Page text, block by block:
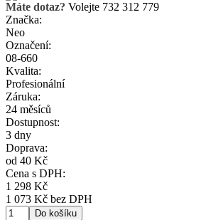
Máte dotaz? Volejte 732 312 779
Značka:
Neo
Označení:
08-660
Kvalita:
Profesionální
Záruka:
24 měsíců
Dostupnost:
3 dny
Doprava:
od 40 Kč
Cena s DPH:
1 298 Kč
1 073 Kč bez DPH